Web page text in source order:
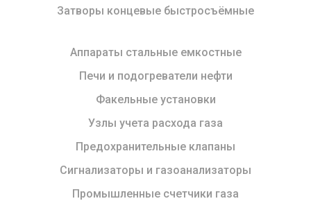
Затворы концевые быстросъёмные
Аппараты стальные емкостные
Печи и подогреватели нефти
Факельные установки
Узлы учета расхода газа
Предохранительные клапаны
Сигнализаторы и газоанализаторы
Промышленные счетчики газа